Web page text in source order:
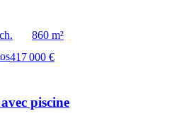
860 m²
417 000 €
piscine